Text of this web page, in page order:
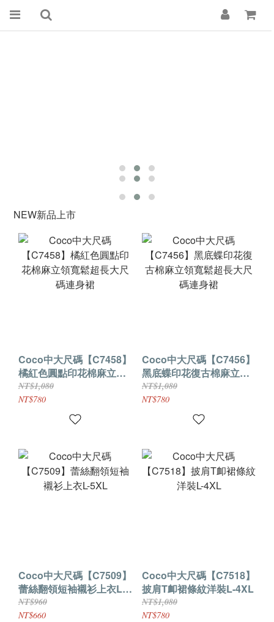
NEW新品上市
Coco中大尺碼【C7458】
橘紅色圓點印花棉麻立領
寬鬆超長大尺碼連身裙
NT$1,080
NT$780
Coco中大尺碼【C7456】
黑底蝶印花復古棉麻立領
寬鬆超長大尺碼連身裙
NT$1,080
NT$780
Coco中大尺碼【C7509】
蕾絲翻領短袖襯衫上衣L-
5XL
NT$960
NT$660
Coco中大尺碼【C7518】
披肩T卹裙條紋洋裝L-4XL
NT$1,080
NT$780